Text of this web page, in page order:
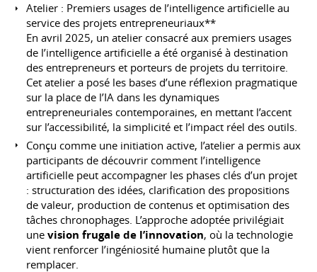
Atelier : Premiers usages de l’intelligence artificielle au
service des projets entrepreneuriaux**
En avril 2025, un atelier consacré aux premiers usages
de l’intelligence artificielle a été organisé à destination
des entrepreneurs et porteurs de projets du territoire.
Cet atelier a posé les bases d’une réflexion pragmatique
sur la place de l’IA dans les dynamiques
entrepreneuriales contemporaines, en mettant l’accent
sur l’accessibilité, la simplicité et l’impact réel des outils.
Conçu comme une initiation active, l’atelier a permis aux
participants de découvrir comment l’intelligence
artificielle peut accompagner les phases clés d’un projet
: structuration des idées, clarification des propositions
de valeur, production de contenus et optimisation des
tâches chronophages. L’approche adoptée privilégiait
unevision frugale de l’innovation, où la technologie
vient renforcer l’ingéniosité humaine plutôt que la
remplacer.